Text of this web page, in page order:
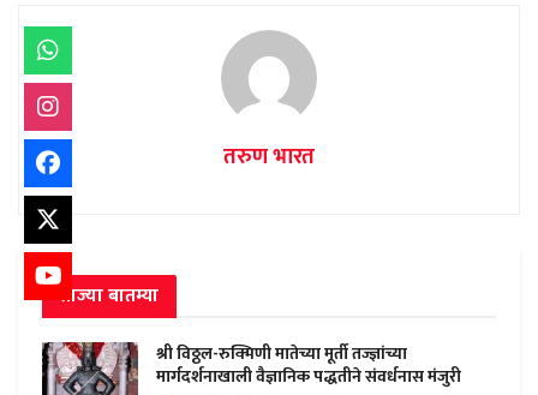
तरुण भारत
ताज्या बातम्या
श्री विठ्ठल-रुक्मिणी मातेच्या मूर्ती तज्ज्ञांच्या
मार्गदर्शनाखाली वैज्ञानिक पद्धतीने संवर्धनास मंजुरी